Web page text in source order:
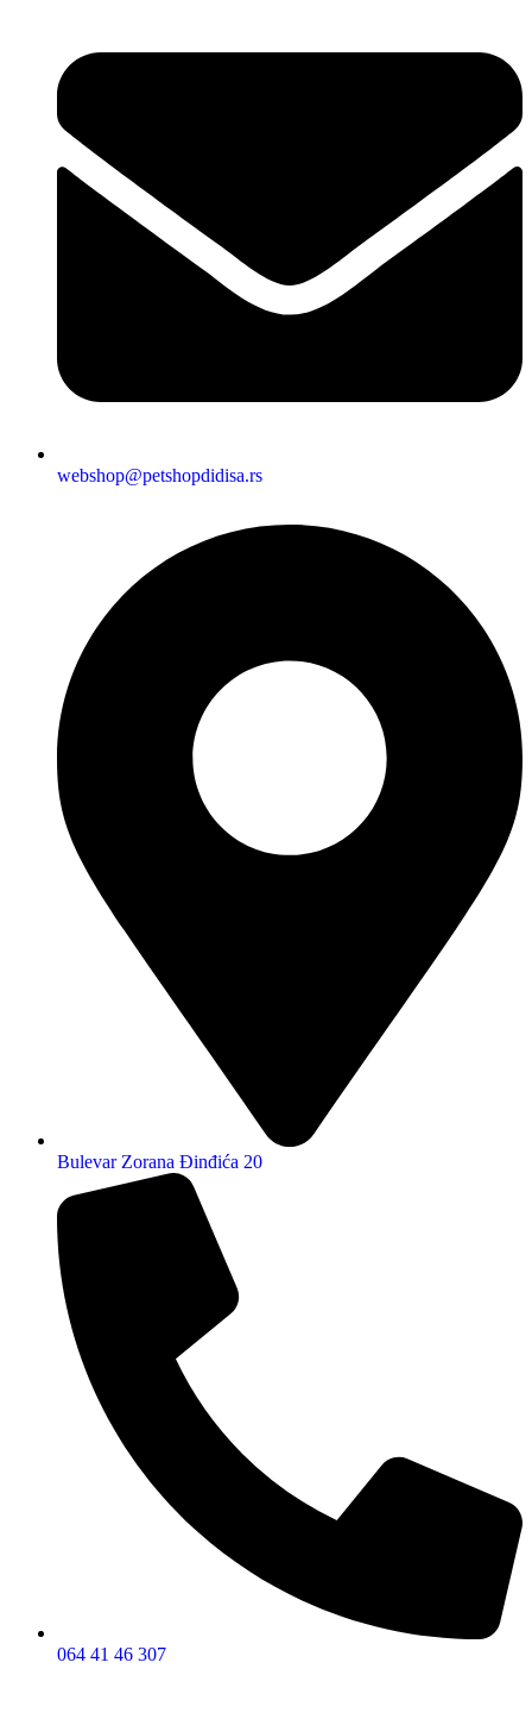
webshop@petshopdidisa.rs
Bulevar Zorana Đinđića 20
064 41 46 307